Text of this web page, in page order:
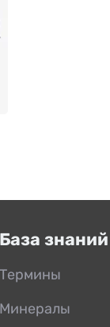
База знаний
Термины
Минералы